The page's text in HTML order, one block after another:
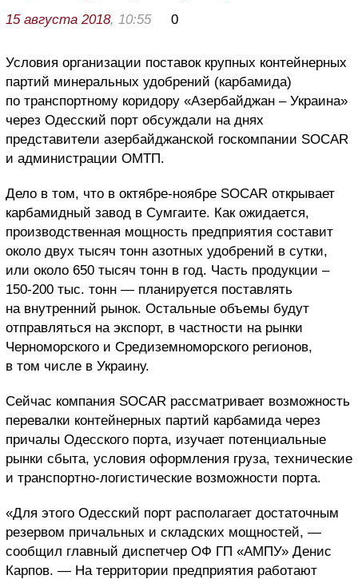
15 августа 2018, 10:55 0
Условия организации поставок крупных контейнерных
партий минеральных удобрений (карбамида)
по транспортному коридору «Азербайджан – Украина»
через Одесский порт обсуждали на днях
представители азербайджанской госкомпании SOCAR
и администрации ОМТП.
Дело в том, что в октябре-ноябре SOCAR открывает
карбамидный завод в Сумгаите. Как ожидается,
производственная мощность предприятия составит
около двух тысяч тонн азотных удобрений в сутки,
или около 650 тысяч тонн в год. Часть продукции –
150-200 тыс. тонн — планируется поставлять
на внутренний рынок. Остальные объемы будут
отправляться на экспорт, в частности на рынки
Черноморского и Средиземноморского регионов,
в том числе в Украину.
Сейчас компания SOCAR рассматривает возможность
перевалки контейнерных партий карбамида через
причалы Одесского порта, изучает потенциальные
рынки сбыта, условия оформления груза, технические
и транспортно-логистические возможности порта.
«Для этого Одесский порт располагает достаточным
резервом причальных и складских мощностей, —
сообщил главный диспетчер ОФ ГП «АМПУ» Денис
Карпов. — На территории предприятия работают